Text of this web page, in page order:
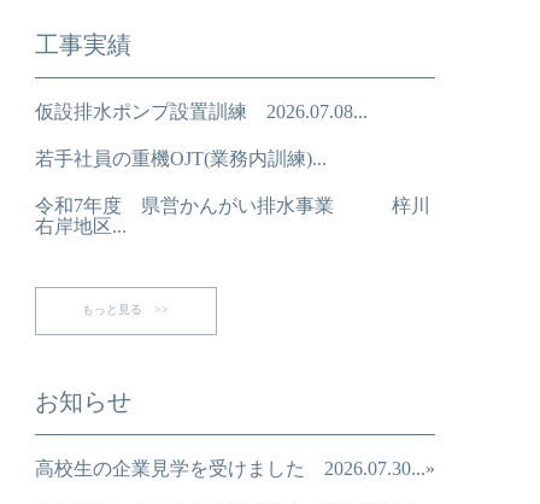
工事実績
仮設排水ポンプ設置訓練 2026.07.08...
若手社員の重機OJT(業務内訓練)...
令和7年度 県営かんがい排水事業 梓川
右岸地区...
もっと見る >>
お知らせ
高校生の企業見学を受けました 2026.07.30...»